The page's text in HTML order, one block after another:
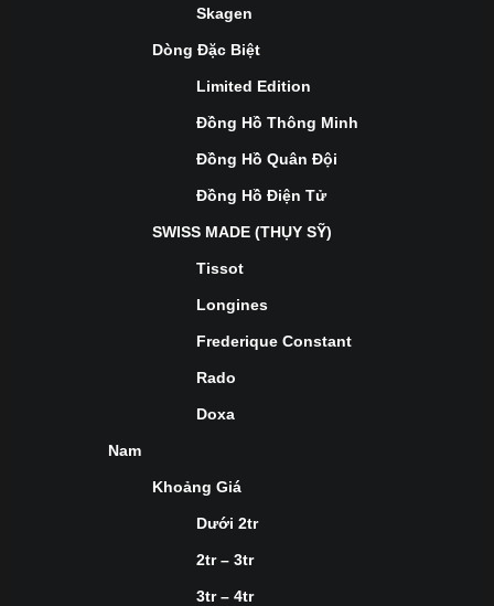
Skagen
Dòng Đặc Biệt
Limited Edition
Đồng Hồ Thông Minh
Đồng Hồ Quân Đội
Đồng Hồ Điện Tử
SWISS MADE (THỤY SỸ)
Tissot
Longines
Frederique Constant
Rado
Doxa
Nam
Khoảng Giá
Dưới 2tr
2tr – 3tr
3tr – 4tr